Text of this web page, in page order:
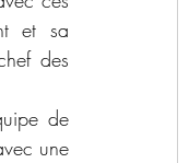
et sa
des
de
une